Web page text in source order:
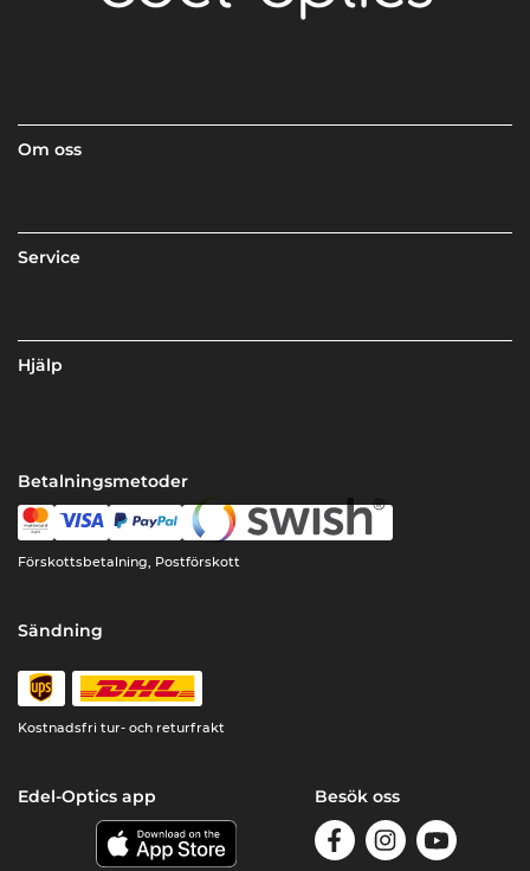
Om oss
Service
Hjälp
Betalningsmetoder
Förskottsbetalning, Postförskott
Sändning
Kostnadsfri tur- och returfrakt
Edel-Optics app Besök oss